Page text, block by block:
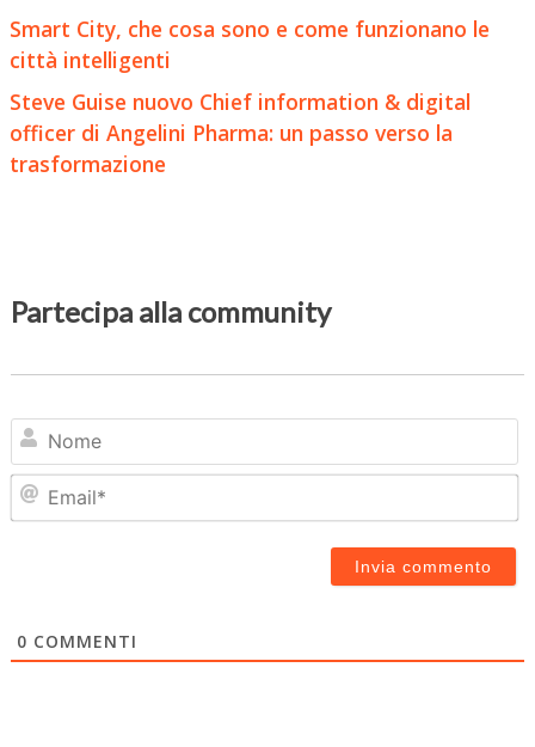
Smart City, che cosa sono e come funzionano le
città intelligenti
Steve Guise nuovo Chief information & digital
officer di Angelini Pharma: un passo verso la
trasformazione
Partecipa alla community
0 COMMENTI